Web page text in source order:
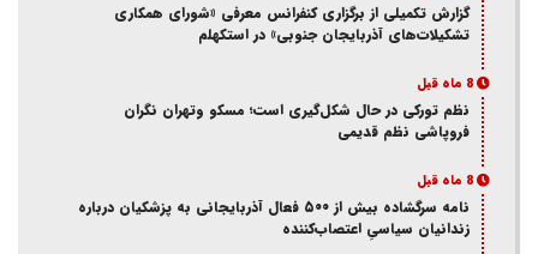
گزارش تکمیلی از برگزاری کنفرانس معرفی «شورای همکاری
تشکیلات‌های آذربایجان جنوبی» در استکهلم
8 ماه قبل
نظم تورکی در حال شکل‌گیری است؛ مسکو وتهران نگران
فروپاشی نظم قدیمی
8 ماه قبل
نامه سرگشاده بیش از ۵۰۰ فعال آذربایجانی به پزشکیان درباره
زندانیان سیاسیِ اعتصاب‌کننده